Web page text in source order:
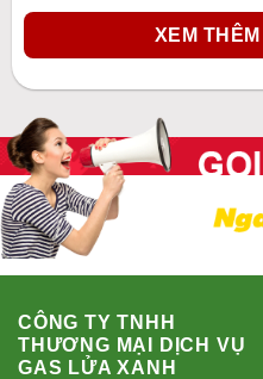
XEM
CÔNG TY TNHH
THƯƠNG MẠI DỊCH VỤ
GAS LỬA XANH